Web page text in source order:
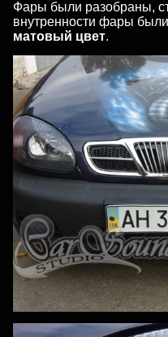
Фары были разобраны,
внутренности фары
матовый цвет.